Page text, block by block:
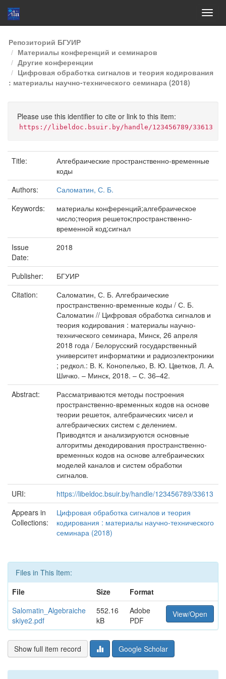
Skip
navigation
Репозиторий БГУИР
Материалы конференций и семинаров
Другие конференции
Цифровая обработка сигналов и теория кодирования
: материалы научно-технического семинара (2018)
Please use this identifier to cite or link to this item:
https://libeldoc.bsuir.by/handle/123456789/33613
Title:
Алгебраические пространственно-временные
коды
Authors:
Саломатин, С. Б.
Keywords:
материалы конференций;алгебраическое
число;теория решеток;пространственно-
временной код;сигнал
Issue
Date:
2018
Publisher:
БГУИР
Citation:
Саломатин, С. Б. Алгебраические
пространственно-временные коды / С. Б.
Саломатин // Цифровая обработка сигналов и
теория кодирования : материалы научно-
технического семинара, Минск, 26 апреля
2018 года / Белорусский государственный
университет информатики и радиоэлектроники
; редкол.: В. К. Конопелько, В. Ю. Цветков, Л. А.
Шичко. – Минск, 2018. – С. 36–42.
Abstract:
Рассматриваются методы построения
пространственно-временных кодов на основе
теории решеток, алгебраических чисел и
алгебраических систем с делением.
Приводятся и анализируются основные
алгоритмы декодирования пространственно-
временных кодов на основе алгебраических
моделей каналов и систем обработки
сигналов.
URI:
https://libeldoc.bsuir.by/handle/123456789/33613
Appears in
Collections:
Цифровая обработка сигналов и теория
кодирования : материалы научно-технического
семинара (2018)
Files in This Item:
File
Size
Format
Salomatin_Algebraiche
skiye2.pdf
552.16
kB
Adobe
PDF
View/Open
Show full item record Google Scholar